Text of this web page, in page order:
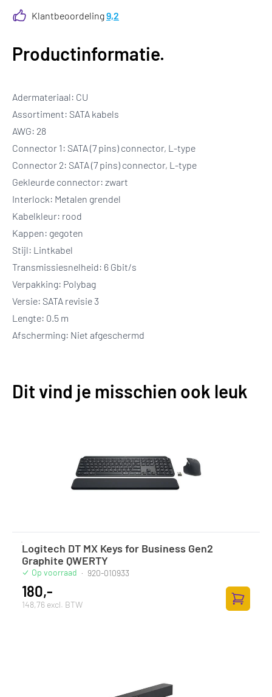
Klantbeoordeling9,2
Productinformatie.
Adermateriaal: CU
Assortiment: SATA kabels
AWG: 28
Connector 1: SATA (7 pins) connector, L-type
Connector 2: SATA (7 pins) connector, L-type
Gekleurde connector: zwart
Interlock: Metalen grendel
Kabelkleur: rood
Kappen: gegoten
Stijl: Lintkabel
Transmissiesnelheid: 6 Gbit/s
Verpakking: Polybag
Versie: SATA revisie 3
Lengte: 0.5 m
Afscherming: Niet afgeschermd
Dit vind je misschien ook leuk
Logitech DT MX Keys for Business Gen2
Graphite QWERTY
Op voorraad · 920-010933
180,-
148,76 excl. BTW